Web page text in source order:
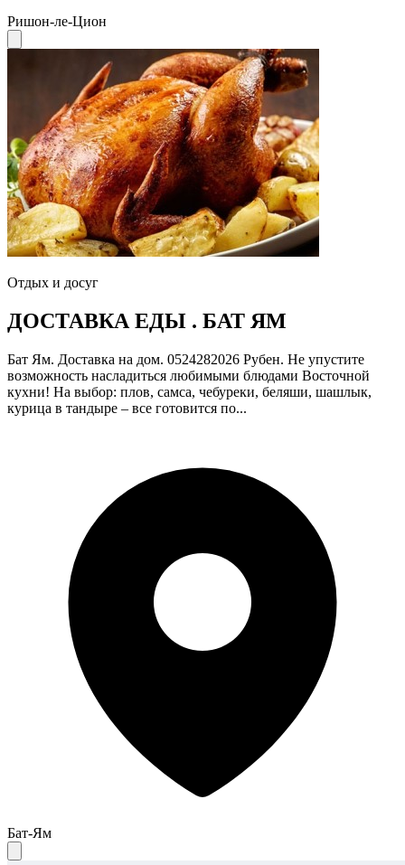
Ришон-ле-Цион
Отдых и досуг
ДОСТАВКА ЕДЫ . БАТ ЯМ
Бат Ям. Доставка на дом. 0524282026 Рубен. Не упустите
возможность насладиться любимыми блюдами Восточной
кухни! На выбор: плов, самса, чебуреки, беляши, шашлык,
курица в тандыре – все готовится по...
Бат-Ям